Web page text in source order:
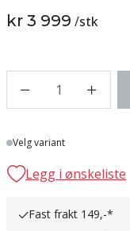
kr 3 999 /stk
1
Lager
Velg variant
Legg i ønskeliste
Fast frakt 149,-*